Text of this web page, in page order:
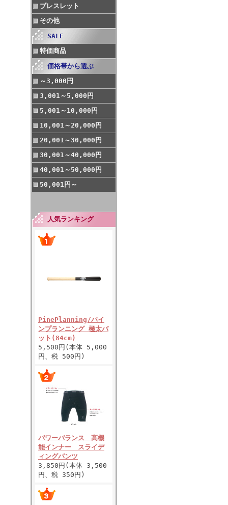
ブレスレット
その他
SALE
特価商品
価格帯から選ぶ
～3,000円
3,001～5,000円
5,001～10,000円
10,001～20,000円
20,001～30,000円
30,001～40,000円
40,001～50,000円
50,001円～
人気ランキング
PinePlanning/パイ
ンプランニング 極太バ
ット(84cm)
5,500円(本体 5,000
円、税 500円)
パワーバランス 高機
能インナー スライデ
ィングパンツ
3,850円(本体 3,500
円、税 350円)